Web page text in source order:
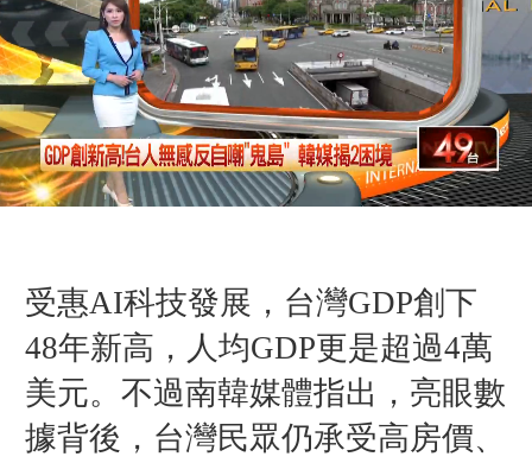
受惠AI科技發展，台灣GDP創下
48年新高，人均GDP更是超過4萬
美元。不過南韓媒體指出，亮眼數
據背後，台灣民眾仍承受高房價、